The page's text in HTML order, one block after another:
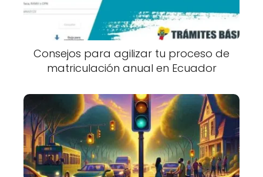
Consejos para agilizar tu proceso de
matriculación anual en Ecuador